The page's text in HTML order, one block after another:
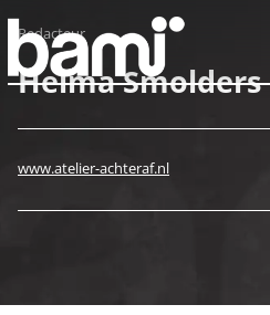
Redacteur
Helma Smolders
www.atelier-achteraf.nl